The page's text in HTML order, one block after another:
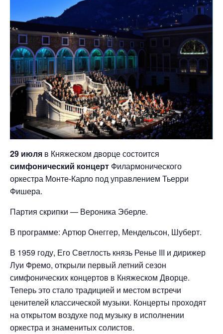
29 июля в Княжеском дворце состоится
симфонический концерт Филармонического
оркестра Монте-Карло под управлением Тьерри
Фишера.
Партия скрипки — Вероника Эберле.
В программе: Артюр Онеггер, Мендельсон, Шуберт.
В 1959 году, Его Светлость князь Ренье III и дирижер
Луи Фремо, открыли первый летний сезон
симфонических концертов в Княжеском Дворце.
Теперь это стало традицией и местом встречи
ценителей классической музыки. Концерты проходят
на открытом воздухе под музыку в исполнении
оркестра и знаменитых солистов.